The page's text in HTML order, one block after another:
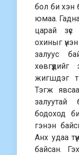
бол би хэн
юмаа.
царай
охиныг
залуус
жигшдэг
Тэгж
бодоход
гэнэн
Анх удаа
байсан.